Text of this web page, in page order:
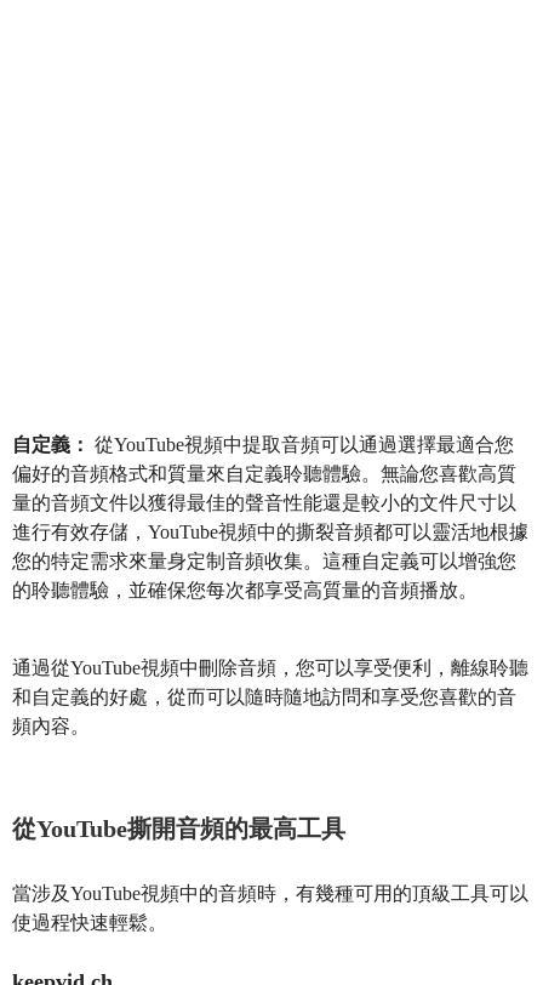
自定義： 從YouTube視頻中提取音頻可以通過選擇最適合您
偏好的音頻格式和質量來自定義聆聽體驗。無論您喜歡高質
量的音頻文件以獲得最佳的聲音性能還是較小的文件尺寸以
進行有效存儲，YouTube視頻中的撕裂音頻都可以靈活地根據
您的特定需求來量身定制音頻收集。這種自定義可以增強您
的聆聽體驗，並確保您每次都享受高質量的音頻播放。
通過從YouTube視頻中刪除音頻，您可以享受便利，離線聆聽
和自定義的好處，從而可以隨時隨地訪問和享受您喜歡的音
頻內容。
從YouTube撕開音頻的最高工具
當涉及YouTube視頻中的音頻時，有幾種可用的頂級工具可以
使過程快速輕鬆。